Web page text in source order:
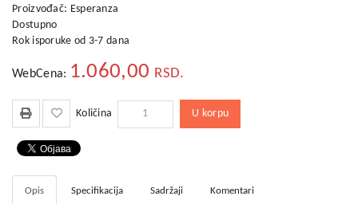
Auto
oprema
Aksesoari
Putna
galanterija
Oprema
za
bebe
Proizvođač: Esperanza
Dostupno
Rok isporuke od 3-7 dana
WebCena: 1.060,00 RSD.
Količina U korpu
Opis Specifikacija Sadržaji Komentari